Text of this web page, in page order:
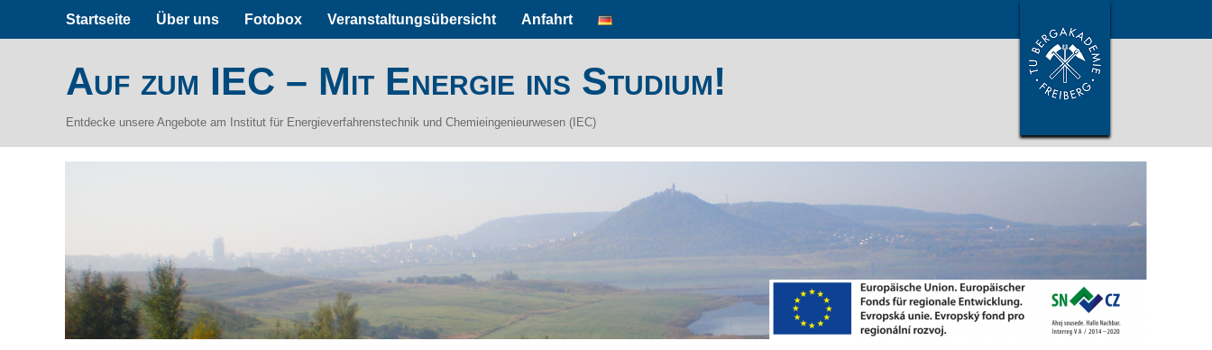
Startseite Über uns Fotobox Veranstaltungsübersicht Anfahrt
Auf zum IEC – Mit Energie ins Studium!
Entdecke unsere Angebote am Institut für Energieverfahrenstechnik und Chemieingenieurwesen (IEC)